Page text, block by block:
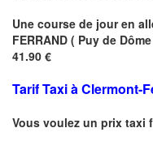
Une course de jour en
FERRAND ( Puy de Dôme
41.90 €
Tarif Taxi àClermont-
Vous voulez un prix taxi